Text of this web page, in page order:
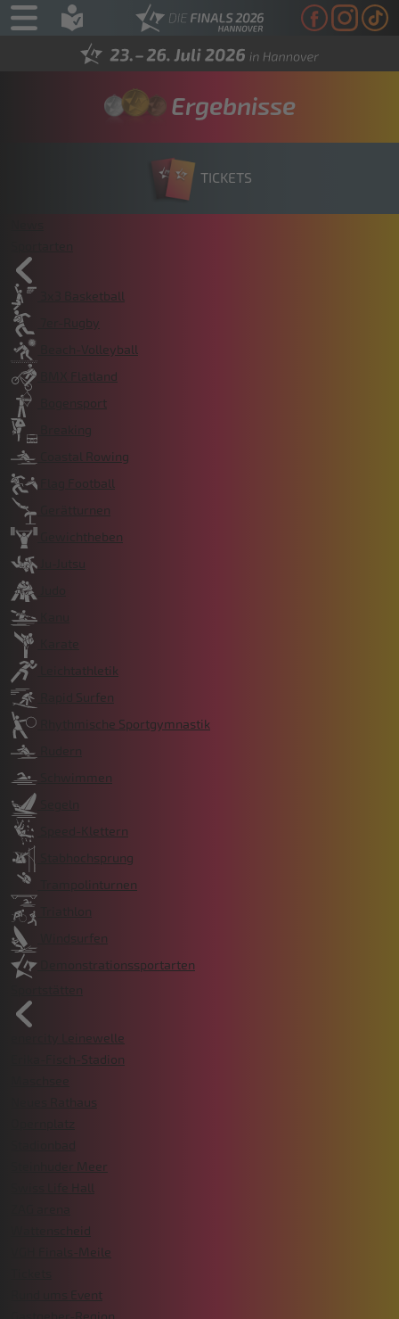
Ergebnisse
TICKETS
3x3 Basketball
7er-Rugby
Beach-Volleyball
BMX Flatland
Bogensport
Breaking
Coastal Rowing
Flag Football
Gerätturnen
Gewichtheben
Ju-Jutsu
Leichtathletik
Rapid Surfen
Rhythmische Sportgymnastik
Rudern
Schwimmen
Segeln
Speed-Klettern
Stabhochsprung
Trampolinturnen
Triathlon
Windsurfen
Demonstrationssportarten
Sportstätten
enercity Leinewelle
Erika-Fisch-Stadion
Neues Rathaus
Steinhuder Meer
Swiss Life Hall
Wattenscheid
VGH Finals-Meile
Rund ums Event